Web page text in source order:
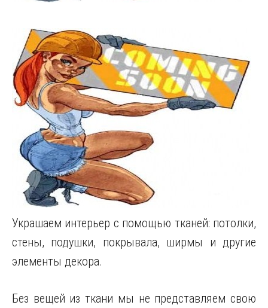
Украшаем интерьер с помощью тканей: потолки,
стены, подушки, покрывала, ширмы и другие
элементы декора.
Без вещей из ткани мы не представляем свою